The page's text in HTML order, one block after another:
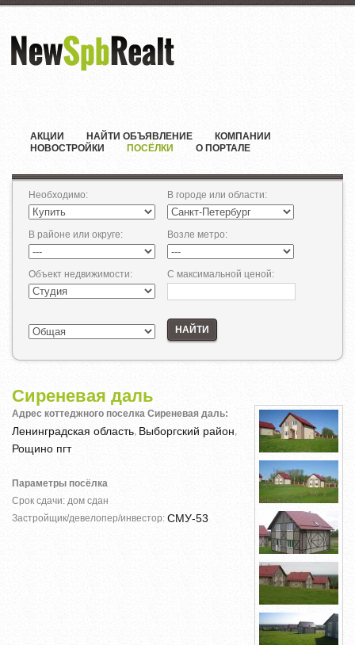
АКЦИИ НАЙТИ ОБЪЯВЛЕНИЕ
КОМПАНИИ
НОВОСТРОЙКИ
ПОСЁЛКИ О ПОРТАЛЕ
Необходимо: В городе или области:
В районе или округе: Возле метро:
Объект недвижимости: С максимальной ценой:
НАЙТИ
Сиреневая даль
Адрес коттеджного поселка Сиреневая даль:
Ленинградская область Выборгский район
Рощино пгт
Параметры посёлка
Срок сдачи: дом сдан
Застройщик/девелопер/инвестор: СМУ-53